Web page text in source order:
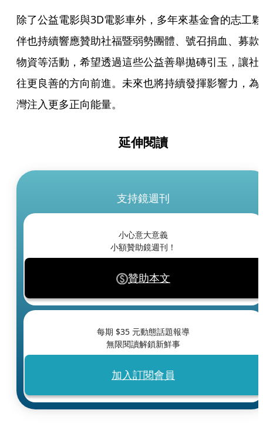
除了公益電影與3D電影車外，多年來基金會的志工夥
伴也持續響應贊助社福暨弱勢團體、號召捐血、募款
物資等活動，希望透過這些公益善舉拋磚引玉，讓社
往更良善的方向前進。未來也將持續發揮影響力，為
灣注入更多正向能量。
延伸閱讀
支持鏡週刊
小心意大意義
小額贊助鏡週刊！
贊助本文
每期 $35 元動態話題報導
無限閱讀解鎖新鮮事
加入訂閱會員